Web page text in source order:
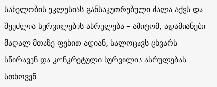
სახელობის ეკლესიას განსაკუთრებული ძალა აქვს და
შეუძლია სურვილების ასრულება – ამიტომ, ადამიანები
მაღალ მთაზე ფეხით ადიან, სალოცავს ცხვარს
სწირავენ და კონკრეტული სურვილის ასრულებას
სთხოვენ.